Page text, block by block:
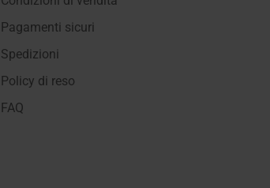
Pagamenti sicuri
Spedizioni
Policy di reso
FAQ